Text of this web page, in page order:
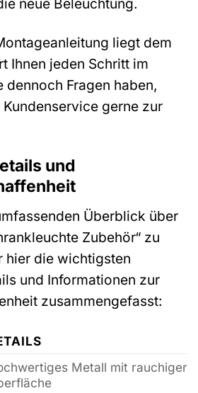
neue Beleuchtung.
liegt dem
Ihnen jeden Schritt im
dennoch Fragen haben,
Kundenservice gerne zur
und
Überblick über
Zubehör“ zu
hier die wichtigsten
und Informationen zur
zusammengefasst:
Metall mit rauchiger